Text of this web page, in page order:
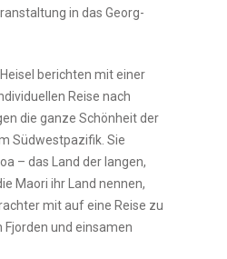
in das Georg-
berichten mit einer
Reise nach
die ganze Schönheit der
Südwestpazifik. Sie
– das Land der langen,
Maori ihr Land nennen,
mit auf eine Reise zu
Fjorden und einsamen